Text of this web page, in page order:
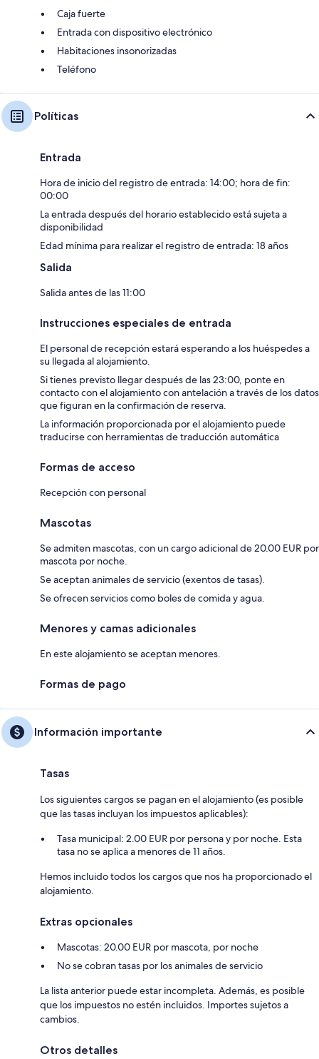
Caja fuerte
Entrada con dispositivo electrónico
Habitaciones insonorizadas
Teléfono
Políticas
Entrada
Hora de inicio del registro de entrada: 14:00; hora de fin:
00:00
La entrada después del horario establecido está sujeta a
disponibilidad
Edad mínima para realizar el registro de entrada: 18 años
Salida
Salida antes de las 11:00
Instrucciones especiales de entrada
El personal de recepción estará esperando a los huéspedes a
su llegada al alojamiento.
Si tienes previsto llegar después de las 23:00, ponte en
contacto con el alojamiento con antelación a través de los datos
que figuran en la confirmación de reserva.
La información proporcionada por el alojamiento puede
traducirse con herramientas de traducción automática
Formas de acceso
Recepción con personal
Mascotas
Se admiten mascotas, con un cargo adicional de 20.00 EUR por
mascota por noche.
Se aceptan animales de servicio (exentos de tasas).
Se ofrecen servicios como boles de comida y agua.
Menores y camas adicionales
En este alojamiento se aceptan menores.
Formas de pago
Información importante
Tasas
Los siguientes cargos se pagan en el alojamiento (es posible
que las tasas incluyan los impuestos aplicables):
Tasa municipal: 2.00 EUR por persona y por noche. Esta
tasa no se aplica a menores de 11 años.
Hemos incluido todos los cargos que nos ha proporcionado el
alojamiento.
Extras opcionales
Mascotas: 20.00 EUR por mascota, por noche
No se cobran tasas por los animales de servicio
La lista anterior puede estar incompleta. Además, es posible
que los impuestos no estén incluidos. Importes sujetos a
cambios.
Otros detalles